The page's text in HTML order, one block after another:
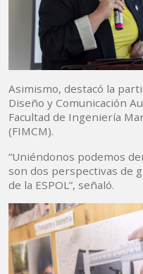
Asimismo, destacó la
Diseño y Comunicación
Facultad de Ingeniería
(FIMCM).
“Uniéndonos podemos
son dos perspectivas de
de la ESPOL”, señaló.